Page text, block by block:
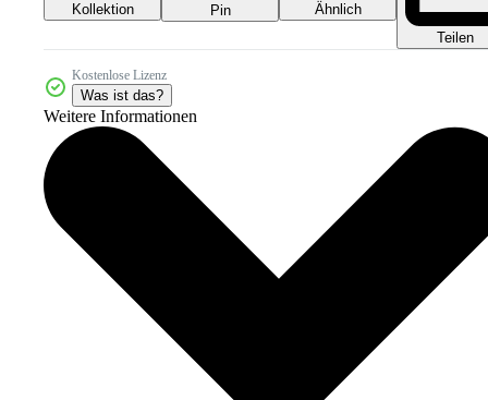
Kollektion Pin
Ähnlich
Teilen
Kostenlose Lizenz
Was ist das?
Weitere Informationen